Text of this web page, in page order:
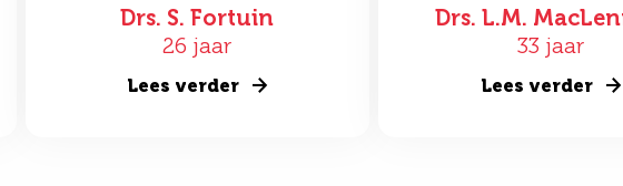
Drs. S. Fortuin
26 jaar
Lees verder
Drs. L.M.
33 jaar
Lees verder